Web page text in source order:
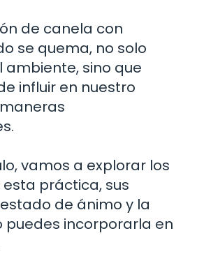
de canela con
se quema, no solo
sino que
influir en nuestro
vamos a explorar los
práctica, sus
de ánimo y la
puedes incorporarla en